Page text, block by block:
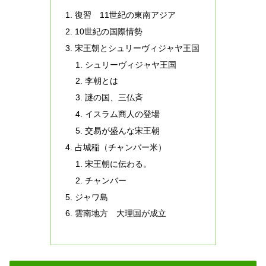
復習 11世紀の東南アジア
10世紀の国際情勢
宋王朝とシュリーヴィジャヤ王国
シュリーヴィジャヤ王国
李朝とは
謎の国、三仏斉
イスラム商人の登場
交易が盛んな宋王朝
占城稲（チャンバー米）
宋王朝に伝わる。
チャンバー
ジャワ島
雲南地方 大理国が成立